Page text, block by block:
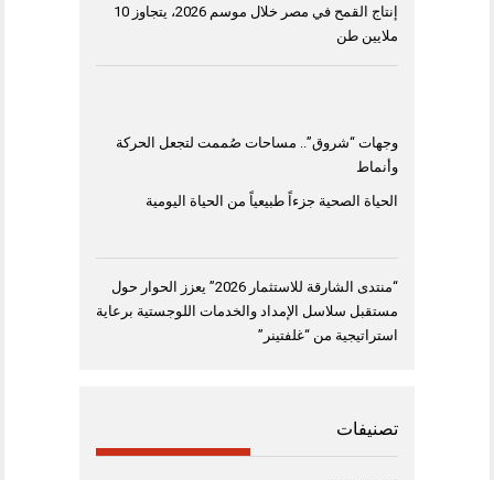
إنتاج القمح في مصر خلال موسم 2026، يتجاوز 10
ملايين طن
وجهات “شروق”.. مساحات صُممت لتجعل الحركة
وأنماط
الحياة الصحية جزءاً طبيعياً من الحياة اليومية
“منتدى الشارقة للاستثمار 2026” يعزز الحوار حول
مستقبل سلاسل الإمداد والخدمات اللوجستية برعاية
استراتيجية من “غلفتينر”
تصنيفات